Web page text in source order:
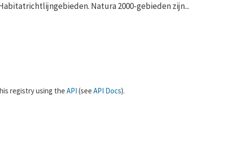
Natura 2000-gebieden zijn...
registry using the API (see API Docs).